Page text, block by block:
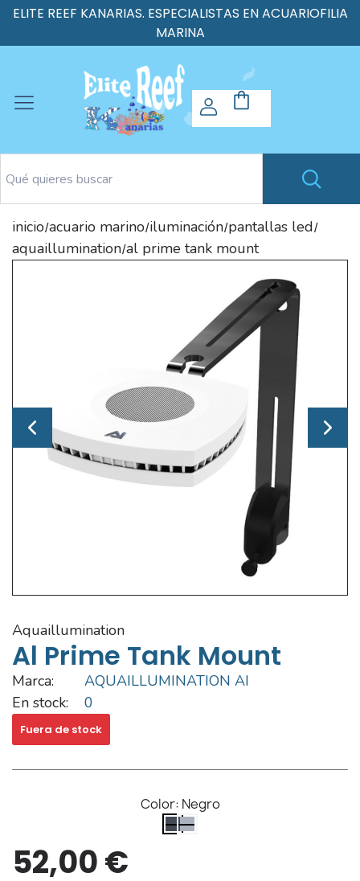
ELITE REEF KANARIAS. ESPECIALISTAS EN ACUARIOFILIA
MARINA
inicio/acuario marino/iluminación/pantallas led/
aquaillumination/al prime tank mount
aquaillumination
Al Prime Tank Mount
Marca:
AQUAILLUMINATION AI
En stock:
0
Fuera de stock
Color: Negro
Negro
Gris
52,00 €